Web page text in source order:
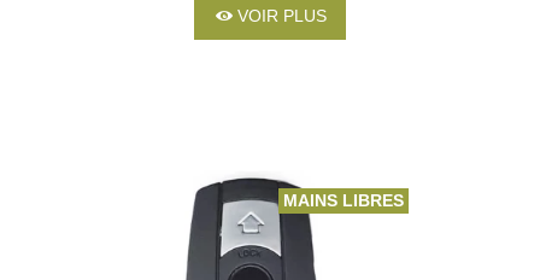
VOIR PLUS
MAINS LIBRES